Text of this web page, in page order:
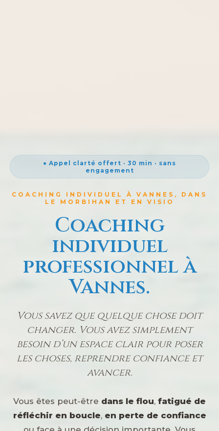
● Appel clarté offert · 30 min · sans
engagement
COACHING INDIVIDUEL À VANNES, DANS
LE MORBIHAN ET EN VISIO
Coaching
individuel
professionnelà
Vannes.
Vous savez que quelque chose doit
changer. Vous avez simplement
besoin d’un espace clair pour poser
les choses, reprendre confiance et
avancer.
Vous êtes peut-être dans le flou, fatigué de
réfléchir en boucle, en perte de confiance